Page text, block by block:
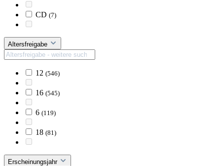
CD (7)
Altersfreigabe
12 (546)
16 (545)
6 (119)
18 (81)
Erscheinungsjahr